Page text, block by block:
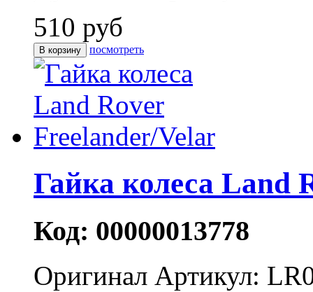
510 руб
посмотреть
Гайка колеса Land
Код: 00000013778
Оригинал Артикул: